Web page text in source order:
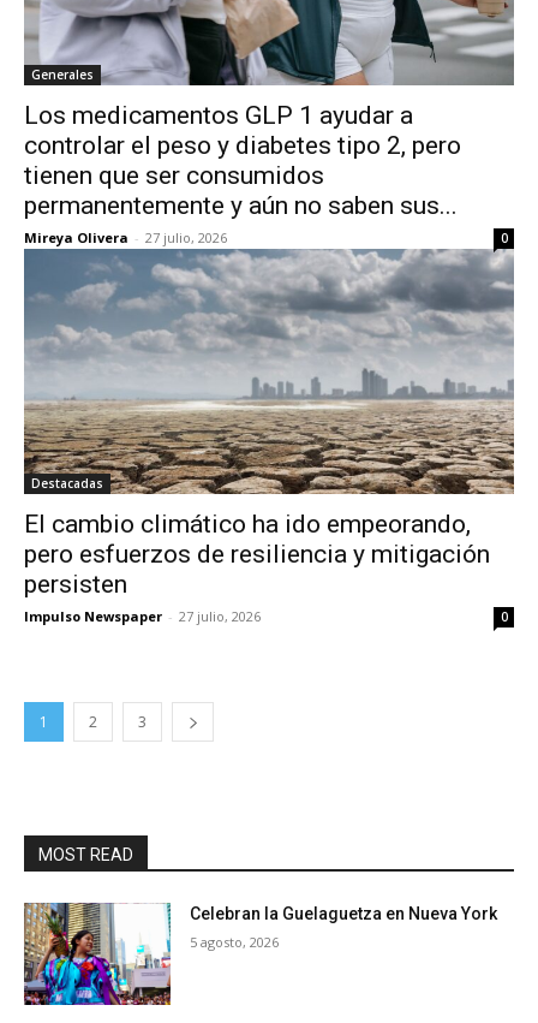
Generales
Los medicamentos GLP 1 ayudar a
controlar el peso y diabetes tipo 2, pero
tienen que ser consumidos
permanentemente y aún no saben sus...
Mireya Olivera - 27 julio, 2026 0
Destacadas
El cambio climático ha ido empeorando,
pero esfuerzos de resiliencia y mitigación
persisten
Impulso Newspaper - 27 julio, 2026 0
1 2 3
MOST READ
Celebran la Guelaguetza en Nueva York
5 agosto, 2026